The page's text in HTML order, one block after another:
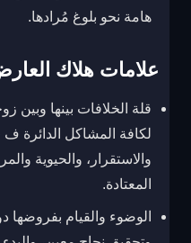
هامة نحو بلوغ مُرادها.
علامات هلاك
قلة الخلافات بينها وبين
لكافة المشاكل الدائرة ف
والاستقرار، والحيوية
المعتادة.
الوضوء والقيام بفروضها